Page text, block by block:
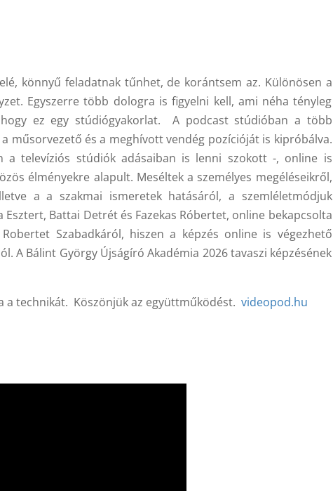
könnyű feladatnak tűnhet, de korántsem az. Különösen a
Egyszerre több dologra is figyelni kell, ami néha tényleg
ez egy stúdiógyakorlat. A podcast stúdióban a több
műsorvezető és a meghívott vendég pozícióját is kipróbálva.
a televíziós stúdiók adásaiban is lenni szokott -, online is
élményekre alapult. Meséltek a személyes megéléseikről,
a a szakmai ismeretek hatásáról, a szemléletmódjuk
Battai Detrét és Fazekas Róbertet, online bekapcsolta
Szabadkáról, hiszen a képzés online is végezhető
A Bálint György Újságíró Akadémia 2026 tavaszi képzésének
technikát. Köszönjük az együttműködést. videopod.hu